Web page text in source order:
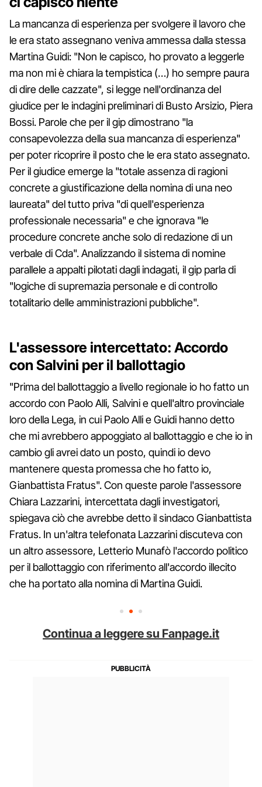
La mancanza di esperienza per svolgere il lavoro che
le era stato assegnano veniva ammessa dalla stessa
Martina Guidi: "Non le capisco, ho provato a leggerle
ma non mi è chiara la tempistica (…) ho sempre paura
di dire delle cazzate", si legge nell'ordinanza del
giudice per le indagini preliminari di Busto Arsizio, Piera
Bossi. Parole che per il gip dimostrano "la
consapevolezza della sua mancanza di esperienza"
per poter ricoprire il posto che le era stato assegnato.
Per il giudice emerge la "totale assenza di ragioni
concrete a giustificazione della nomina di una neo
laureata" del tutto priva "di quell'esperienza
professionale necessaria" e che ignorava "le
procedure concrete anche solo di redazione di un
verbale di Cda". Analizzando il sistema di nomine
parallele a appalti pilotati dagli indagati, il gip parla di
"logiche di supremazia personale e di controllo
totalitario delle amministrazioni pubbliche".
L'assessore intercettato: Accordo
con Salvini per il ballottagio
"Prima del ballottaggio a livello regionale io ho fatto un
accordo con Paolo Alli, Salvini e quell'altro provinciale
loro della Lega, in cui Paolo Alli e Guidi hanno detto
che mi avrebbero appoggiato al ballottaggio e che io in
cambio gli avrei dato un posto, quindi io devo
mantenere questa promessa che ho fatto io,
Gianbattista Fratus". Con queste parole l'assessore
Chiara Lazzarini, intercettata dagli investigatori,
spiegava ciò che avrebbe detto il sindaco Gianbattista
Fratus. In un'altra telefonata Lazzarini discuteva con
un altro assessore, Letterio Munafò l'accordo politico
per il ballottaggio con riferimento all'accordo illecito
che ha portato alla nomina di Martina Guidi.
Continua a leggere su Fanpage.it